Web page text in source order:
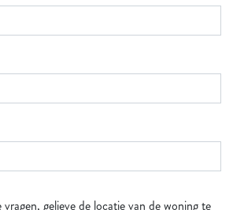
gelieve de locatie van de woning te